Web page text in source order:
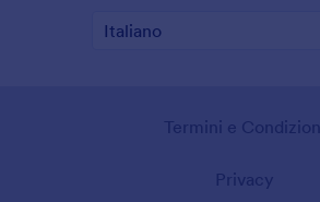
Termini e Condizioni
Privacy